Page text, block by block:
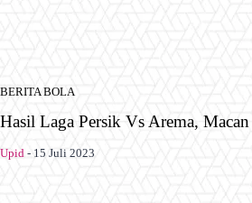
BERITA BOLA
Hasil Laga Persik Vs Arema,
Upid - 15 Juli 2023